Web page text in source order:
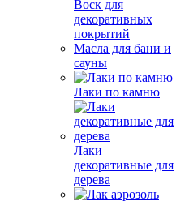
Воск для
декоративных
покрытий
Масла для бани и
сауны
Лаки по камню
Лаки
декоративные для
дерева